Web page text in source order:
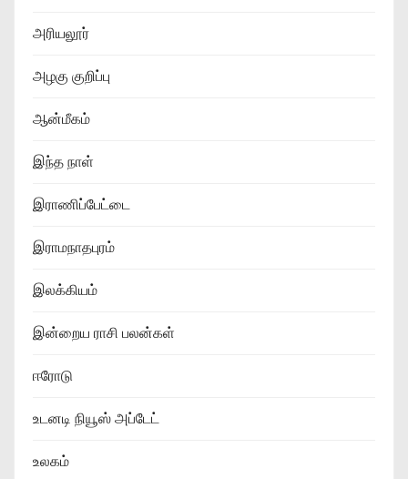
அரியலூர்
அழகு குறிப்பு
ஆன்மீகம்
இந்த நாள்
இராணிப்பேட்டை
இராமநாதபுரம்
இலக்கியம்
இன்றைய ராசி பலன்கள்
ஈரோடு
உடனடி நியூஸ் அப்டேட்
உலகம்